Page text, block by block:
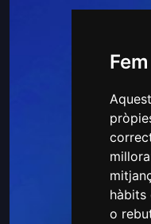
hàbits
o